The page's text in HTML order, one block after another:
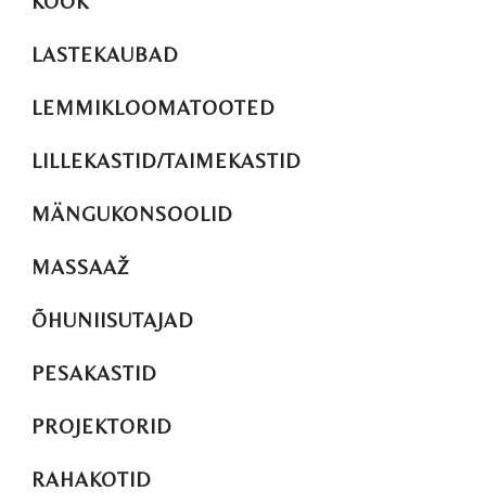
LASTEKAUBAD
LEMMIKLOOMATOOTED
LILLEKASTID/TAIMEKASTID
MÄNGUKONSOOLID
MASSAAŽ
ÕHUNIISUTAJAD
PESAKASTID
PROJEKTORID
RAHAKOTID